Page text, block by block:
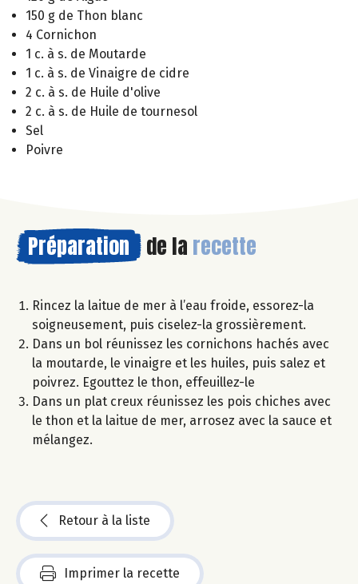
150 g de Thon blanc
4 Cornichon
1 c. à s. de Moutarde
1 c. à s. de Vinaigre de cidre
2 c. à s. de Huile d'olive
2 c. à s. de Huile de tournesol
Sel
Poivre
Préparation de la recette
Rincez la laitue de mer à l’eau froide, essorez-la
soigneusement, puis ciselez-la grossièrement.
Dans un bol réunissez les cornichons hachés avec
la moutarde, le vinaigre et les huiles, puis salez et
poivrez. Egouttez le thon, effeuillez-le
Dans un plat creux réunissez les pois chiches avec
le thon et la laitue de mer, arrosez avec la sauce et
mélangez.
Retour à la liste
Imprimer la recette